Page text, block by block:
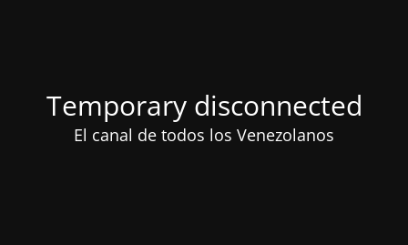
Temporary disconnected
El canal de todos los Venezolanos